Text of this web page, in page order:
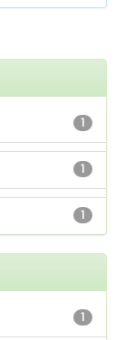
1
1
1
1